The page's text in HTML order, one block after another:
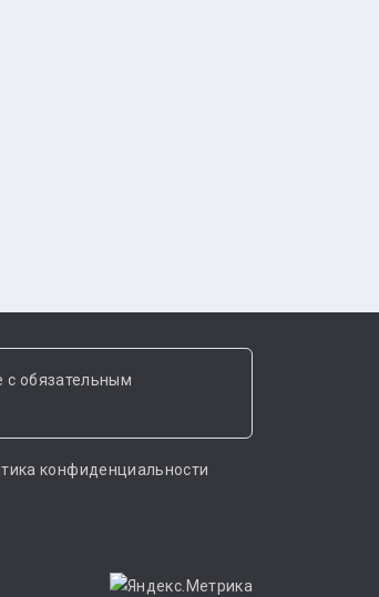
с обязательным
конфиденциальности